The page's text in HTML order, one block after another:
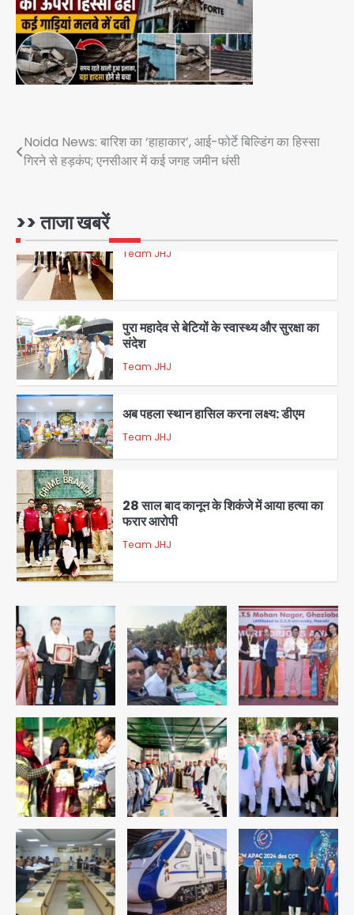
Post
navigation
Noida News: बारिश का ‘हाहाकार’, आई-फोर्टे बिल्डिंग का हिस्सा
गिरने से हड़कंप; एनसीआर में कई जगह जमीन धंसी
>> ताजा खबरें
3
4
डबल मर्डर का मुख्य साजिशकर्ता क्राइम ब्रांच
5
Team JHJ
1
पुरा महादेव से बेटियों के स्वास्थ्य और सुरक्षा का
संदेश
Team JHJ
2
अब पहला स्थान हासिल करना लक्ष्य: डीएम
Team JHJ
3
28 साल बाद कानून के शिकंजे में आया हत्या का
फरार आरोपी
Team JHJ
4
डबल मर्डर का मुख्य साजिशकर्ता क्राइम ब्रांच
के हत्थे
Team JHJ
5
रोहित चौधरी गैंग का कुख्यात बदमाश राजस्थान
से गिरफ्तार
Team JHJ
पुरा महादेव से बेटियों के स्वास्थ्य और सुरक्षा का
संदेश